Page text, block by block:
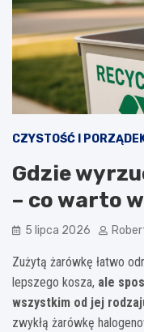
CZYSTOŚĆ I
Gdzie
– co warto
5 lipca 2026
Zużytą żarówkę łatwo
lepszego kosza, ale
wszystkim od jej
zwykłą żarówkę